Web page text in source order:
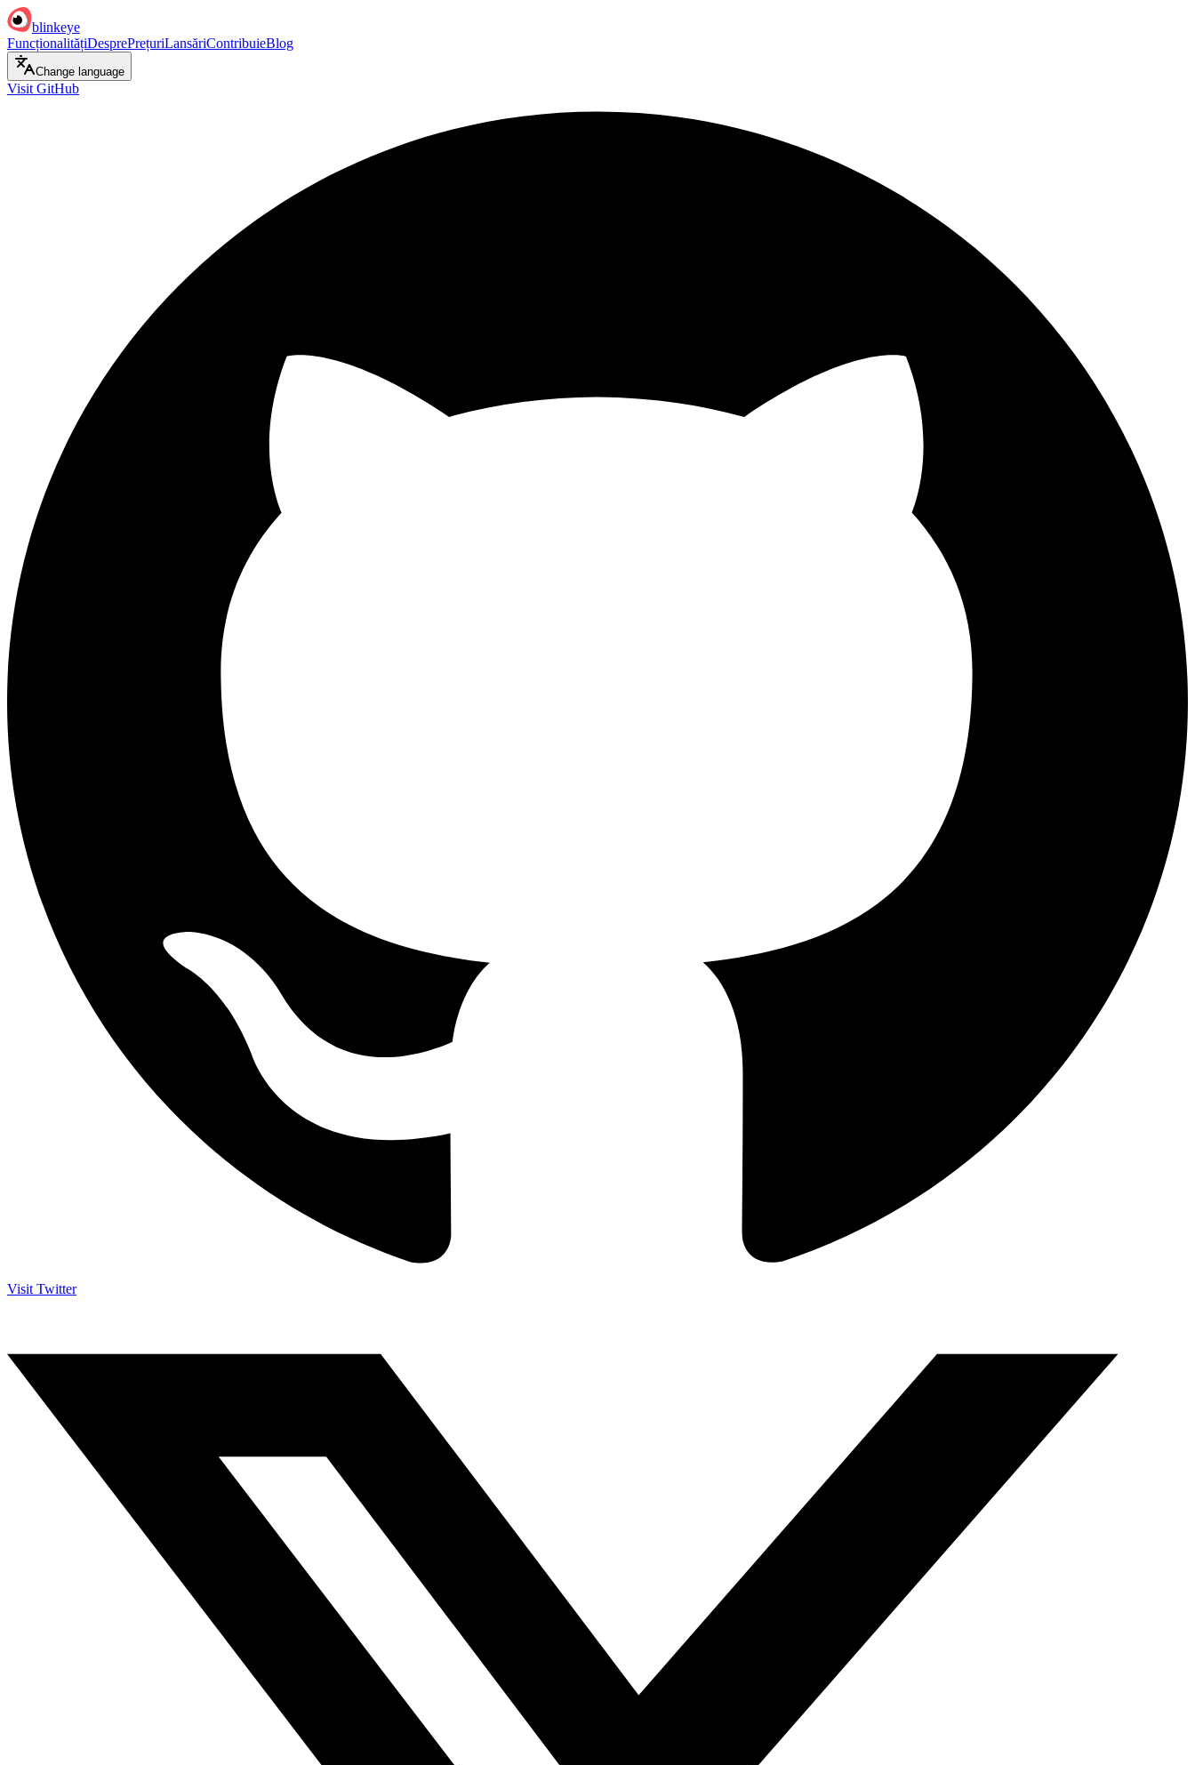
blinkeye
FuncționalitățiDesprePrețuriLansăriContribuieBlog
Change language
Visit GitHub
Visit Twitter